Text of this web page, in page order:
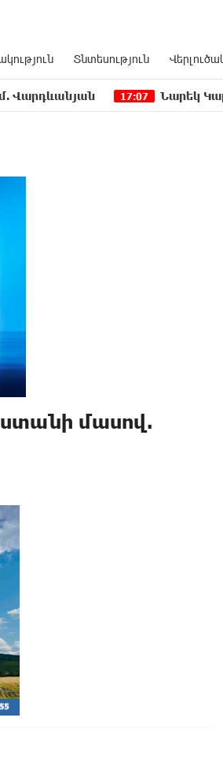
Տնտեսություն
17:07 Նարեկ Կարապետյանը`
մասով.